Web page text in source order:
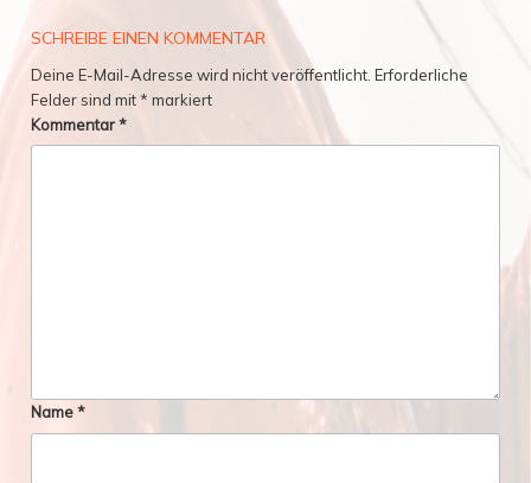
SCHREIBE EINEN KOMMENTAR
Deine E-Mail-Adresse wird nicht veröffentlicht. Erforderliche
Felder sind mit * markiert
Kommentar*
Name*